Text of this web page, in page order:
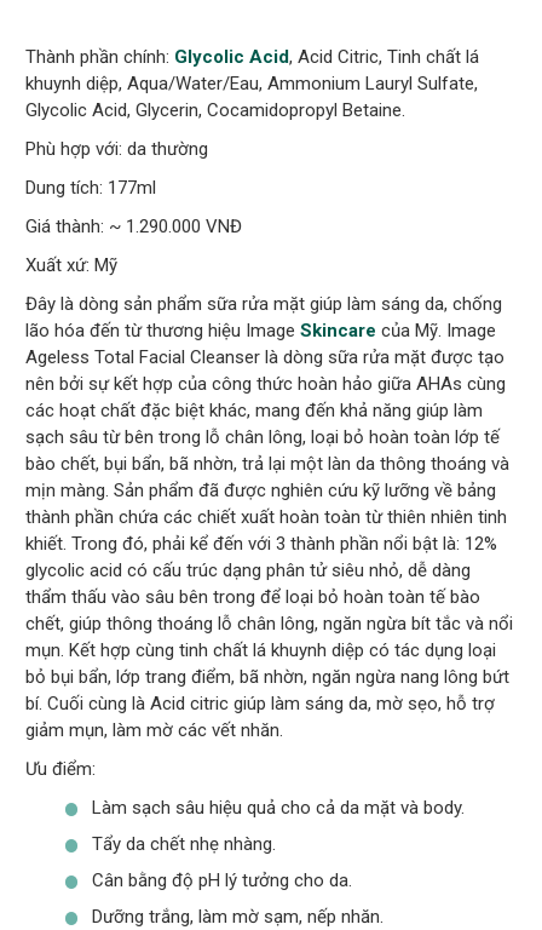
Thành phần chính: Glycolic Acid, Acid Citric, Tinh chất lá
khuynh diệp, Aqua/​Water/​Eau, Ammonium Lauryl Sulfate,
Glycolic Acid, Glycerin, Cocamidopropyl Betaine.
Phù hợp với: da thường
Dung tích: 177ml
Giá thành: ~ 1.290.000 VNĐ
Xuất xứ: Mỹ
Đây là dòng sản phẩm sữa rửa mặt giúp làm sáng da, chống
lão hóa đến từ thương hiệu ImageSkincare của Mỹ. Image
Ageless Total Facial Cleanser là dòng sữa rửa mặt được tạo
nên bởi sự kết hợp của công thức hoàn hảo giữa AHAs cùng
các hoạt chất đặc biệt khác, mang đến khả năng giúp làm
sạch sâu từ bên trong lỗ chân lông, loại bỏ hoàn toàn lớp tế
bào chết, bụi bẩn, bã nhờn, trả lại một làn da thông thoáng và
mịn màng. Sản phẩm đã được nghiên cứu kỹ lưỡng về bảng
thành phần chứa các chiết xuất hoàn toàn từ thiên nhiên tinh
khiết. Trong đó, phải kể đến với 3 thành phần nổi bật là: 12%
glycolic acid có cấu trúc dạng phân tử siêu nhỏ, dễ dàng
thẩm thấu vào sâu bên trong để loại bỏ hoàn toàn tế bào
chết, giúp thông thoáng lỗ chân lông, ngăn ngừa bít tắc và nổi
mụn. Kết hợp cùng tinh chất lá khuynh diệp có tác dụng loại
bỏ bụi bẩn, lớp trang điểm, bã nhờn, ngăn ngừa nang lông bứt
bí. Cuối cùng là Acid citric giúp làm sáng da, mờ sẹo, hỗ trợ
giảm mụn, làm mờ các vết nhăn.
Ưu điểm:
Làm sạch sâu hiệu quả cho cả da mặt và body.
Tẩy da chết nhẹ nhàng.
Cân bằng độ pH lý tưởng cho da.
Dưỡng trắng, làm mờ sạm, nếp nhăn.